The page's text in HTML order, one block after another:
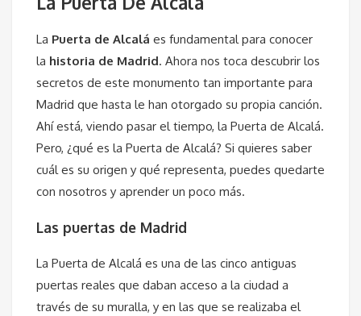
La Puerta de Alcalá es fundamental para conocer
la historia de Madrid. Ahora nos toca descubrir los
secretos de este monumento tan importante para
Madrid que hasta le han otorgado su propia canción.
Ahí está, viendo pasar el tiempo, la Puerta de Alcalá.
Pero, ¿qué es la Puerta de Alcalá? Si quieres saber
cuál es su origen y qué representa, puedes quedarte
con nosotros y aprender un poco más.
Las puertas de Madrid
La Puerta de Alcalá es una de las cinco antiguas
puertas reales que daban acceso a la ciudad a
través de su muralla, y en las que se realizaba el